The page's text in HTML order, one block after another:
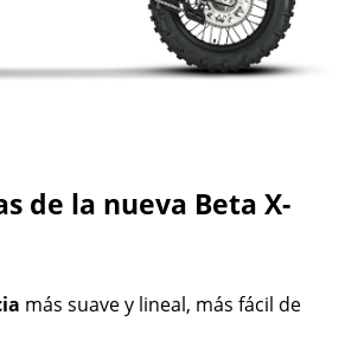
de la nueva Beta X-
más suave y lineal, más fácil de